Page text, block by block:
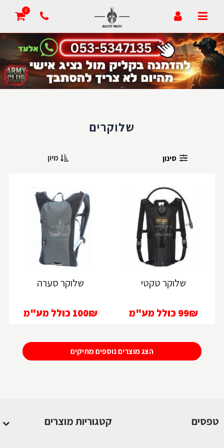
0
מעקב הזמנה
סרטונים
דרושים
סמלי בית ספר
שלוקרים
סינון מיון
שלוקר טקטי
99₪ כולל מע"מ
שלוקר סערה
100₪ כולל מע"מ
הצג מוצרים נוספים מתיקים
טפסים קטגוריות מוצרים